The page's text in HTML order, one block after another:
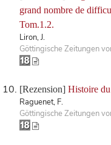
grand nombre de
Tom.1.2.
Liron, J.
Göttingische Zeitungen
[Rezension] Histoire
Raguenet, F.
Göttingische Zeitungen